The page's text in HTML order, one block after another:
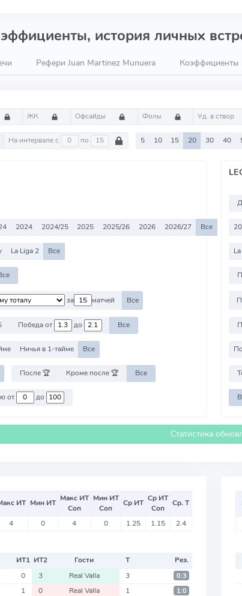
история личных
Рефери Juan Martinez Munuera Коэффициенты
ЖК Офсайды Фолы Уд. в створ
На интервале с по 5 10 15 20 30 40
2024 2024/25 2025 2025/26 2026 2026/27 Все
La Liga 2 Все
за матчей Все
Победа от до Все
Ничья в 1-тайме Все
После 🏆 Кроме после 🏆 Все
Против команд со стоимостью от до
Статистика
ИТ Мин ИТ Макс ИТ
Соп
Мин ИТ
Соп
Ср ИТ Ср ИТ
Соп
Ср. Т
4 0 4 0 1.25 1.15 2.4
ИТ1 ИТ2 Гости Т
Рез.
0 3 Real Valla 3 0:3
1 0 Real Valla 1 1:0